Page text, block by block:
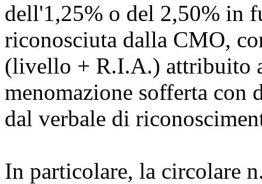
dell'1,25% o del 2,50% in
riconosciuta dalla CMO,
(livello + R.I.A.) attribuito
menomazione sofferta con
dal verbale di
In particolare, la circolare